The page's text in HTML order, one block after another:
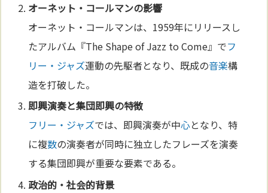
オーネット・コールマンの影響
オーネット・コールマンは、1959年にリリースし
たアルバム『The Shape of Jazz to Come』でフ
リー・ジャズ運動の先駆者となり、既成の音楽構
造を打破した。
即興演奏と集団即興の特徴
フリー・ジャズでは、即興演奏が中心となり、特
に複数の演奏者が同時に独立したフレーズを演奏
する集団即興が重要な要素である。
政治的・社会的背景